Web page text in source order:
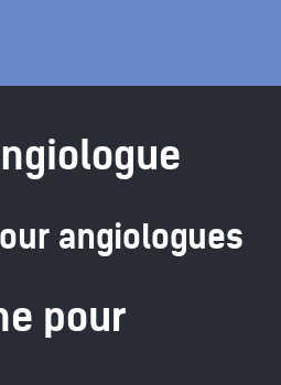
angiologues
pour